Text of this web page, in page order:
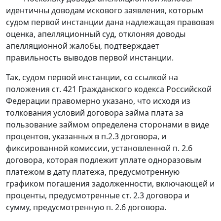
идентичны доводам искового заявления, которым
судом первой инстанции дана надлежащая правовая
оценка, апелляционный суд, отклоняя доводы
апелляционной жалобы, подтверждает
правильность выводов первой инстанции.
Так, судом первой инстанции, со ссылкой на
положения ст. 421 Гражданского кодекса Российской
Федерации правомерно указано, что исходя из
толкования условий договора займа плата за
пользование займом определена сторонами в виде
процентов, указанных в п.2.3 договора, и
фиксированной комиссии, установленной п. 2.6
договора, которая подлежит уплате одноразовым
платежом в дату платежа, предусмотренную
графиком погашения задолженности, включающей и
проценты, предусмотренные ст. 2.3 договора и
сумму, предусмотренную п. 2.6 договора.